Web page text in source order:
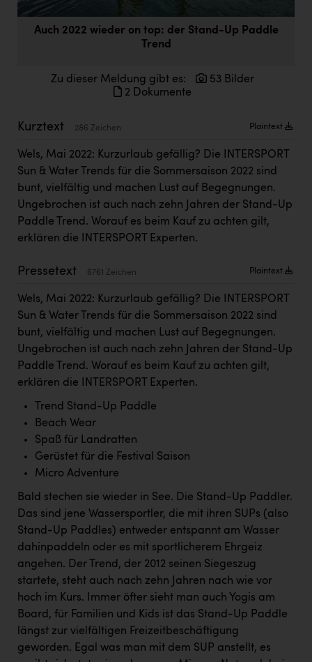
Doppler Gruppe
IFE Austria GmbH
Immotech
INTERSPAR
INTERSPORT Austria
Jesolo
Jane Goodall Institute Austria
Kärcher
Karin Liedl
KIWI Kinderwunsch Institut Dr. Loimer
KLIPP Frisör
Kleider Bauer
Kremsmüller Anlagenbau GmbH
Maximarkt
Oldtimer Raststationen und Motorhotels
Österreichischer Kachelofenverband
Orlen
PEZ
PÜSPÖK
Auch 2022 wieder on top: der Stand-Up Paddle
Trend
Zu dieser Meldung gibt es:
53 Bilder
2 Dokumente
Kurztext 286 Zeichen Plaintext
Wels, Mai 2022: Kurzurlaub gefällig? Die INTERSPORT
Sun & Water Trends für die Sommersaison 2022 sind
bunt, vielfältig und machen Lust auf Begegnungen.
Ungebrochen ist auch nach zehn Jahren der Stand-Up
Paddle Trend. Worauf es beim Kauf zu achten gilt,
erklären die INTERSPORT Experten.
Pressetext 6761 Zeichen Plaintext
Wels, Mai 2022: Kurzurlaub gefällig? Die INTERSPORT
Sun & Water Trends für die Sommersaison 2022 sind
bunt, vielfältig und machen Lust auf Begegnungen.
Ungebrochen ist auch nach zehn Jahren der Stand-Up
Paddle Trend. Worauf es beim Kauf zu achten gilt,
erklären die INTERSPORT Experten.
Trend Stand-Up Paddle
Beach Wear
Spaß für Landratten
Gerüstet für die Festival Saison
Micro Adventure
Bald stechen sie wieder in See. Die Stand-Up Paddler.
Das sind jene Wassersportler, die mit ihren SUPs (also
Stand-Up Paddles) entweder entspannt am Wasser
dahinpaddeln oder es mit sportlicherem Ehrgeiz
angehen. Der Trend, der 2012 seinen Siegeszug
startete, steht auch nach zehn Jahren nach wie vor
hoch im Kurs. Immer öfter sieht man auch Yogis am
Board, für Familien und Kids ist das Stand-Up Paddle
längst zur vielfältigen Freizeitbeschäftigung
geworden. Egal was man mit dem SUP anstellt, es